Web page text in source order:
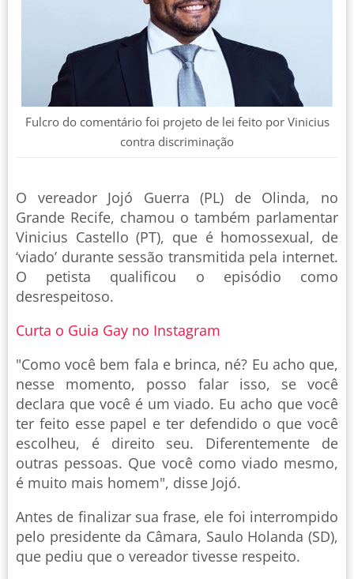
Fulcro do comentário foi projeto de lei feito por Vinicius
contra discriminação
O vereador Jojó Guerra (PL) de Olinda, no
Grande Recife, chamou o também parlamentar
Vinicius Castello (PT), que é homossexual, de
‘viado’ durante sessão transmitida pela internet.
O petista qualificou o episódio como
desrespeitoso.
Curta o Guia Gay no Instagram
"Como você bem fala e brinca, né? Eu acho que,
nesse momento, posso falar isso, se você
declara que você é um viado. Eu acho que você
ter feito esse papel e ter defendido o que você
escolheu, é direito seu. Diferentemente de
outras pessoas. Que você como viado mesmo,
é muito mais homem", disse Jojó.
Antes de finalizar sua frase, ele foi interrompido
pelo presidente da Câmara, Saulo Holanda (SD),
que pediu que o vereador tivesse respeito.